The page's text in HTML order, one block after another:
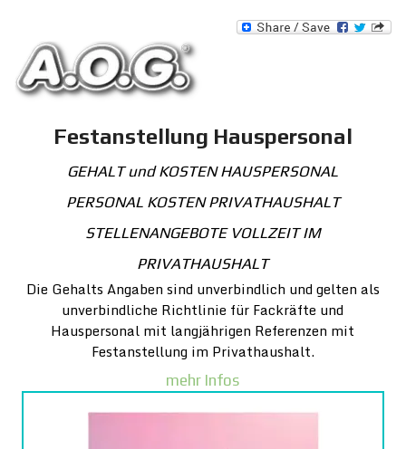
Festanstellung Hauspersonal
GEHALT und KOSTEN HAUSPERSONAL
PERSONAL KOSTEN PRIVATHAUSHALT
STELLENANGEBOTE VOLLZEIT IM
PRIVATHAUSHALT
Die Gehalts Angaben sind unverbindlich und gelten als
unverbindliche Richtlinie für Fackräfte und
Hauspersonal mit langjährigen Referenzen mit
Festanstellung im Privathaushalt.
mehr Infos